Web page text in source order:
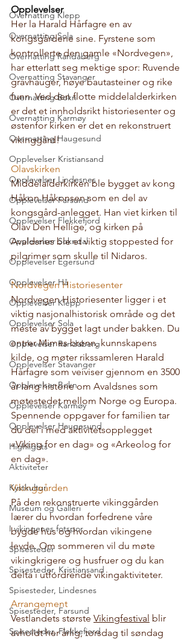
Overnatting Klepp
Overnatting Sola
Overnatting Randaberg
Overnatting Stavanger
Overnatting Bokn
Overnatting Karmøy
Overnatting Haugesund
Opplevelser Kristiansand
Opplevelser Lindesnes
Opplevelser Farsund
Opplevelser Flekkefjord
Opplevelser Sokndal
Opplevelser Egersund
Opplevelser Hå
Opplevelser Klepp
Opplevelser Sola
Opplevelser Randaberg
Opplevelser Stavanger
Opplevelser Bokn
Opplevelser Karmøy
Opplevelser Haugesund
Highlights
Aktiviteter
Kystkultur
Museum og Galleri
I vikingenes fotspor
Spisesteder
Spisesteder, Kristiansand
Spisesteder, Lindesnes
Spisesteder, Farsund
Spisesteder, Flekkefjord
Opplevelser
Her la Harald Hårfagre en av
kongsgårdene sine. Fyrstene som
kontrollerte den gamle «Nordvegen»,
har etterlatt seg mektige spor: Ruvende
gravhauger, høye bautasteiner og rike
funn. Ved den flotte middelalderkirken
er det et innholdsrikt historiesenter og
østenfor kirken er det en rekonstruert
vikinggård!
Olavskirken
Middelalderkirken ble bygget av kong
Håkon Håkonsen som en del av
kongsgård-anlegget. Han viet kirken til
Olav Den Hellige, og kirken på
Avaldsnes ble et viktig stoppested for
pilgrimer som skulle til Nidaros.
Nordvegen Historiesenter
Nordvegen Historiesenter ligger i et
viktig nasjonalhistorisk område og det
meste av bygget lagt under bakken. Du
entrer Mimes brønn, kunnskapens
kilde, og møter rikssamleren Harald
Hårfagre som veiviser gjennom en 3500
år lang historie om Avaldsnes som
møtestedet mellom Norge og Europa.
Spennende oppgaver for familien tar
du del i med aktivitetsopplegget
«Viking for en dag» og «Arkeolog for
en dag».
Vikinggården
På den rekonstruerte vikinggården
lærer du hvordan forfedrene våre
bygde hus og hvordan vikingene
levde. Om sommeren vil du møte
vikingkrigere og husfruer og du kan
delta i utfordrende vikingaktiviteter.
Arrangement
Vestlandets største Vikingfestival blir
avholdt her årlig, torsdag til søndag